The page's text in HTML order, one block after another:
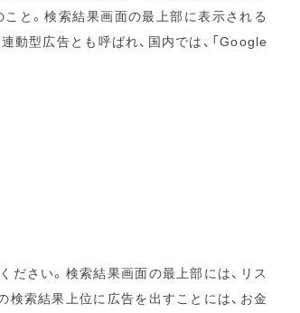
と。検索結果画面の最上部に表示される
動型広告とも呼ばれ、国内では、「Google
さい。検索結果画面の最上部には、リス
検索結果上位に広告を出すことには、お金